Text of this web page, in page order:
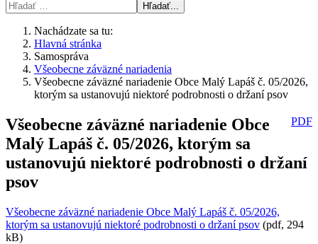
Hľadať...
Nachádzate sa tu:
Hlavná stránka
Samospráva
Všeobecne záväzné nariadenia
Všeobecne záväzné nariadenie Obce Malý Lapáš č. 05/2026,
ktorým sa ustanovujú niektoré podrobnosti o držaní psov
PDF
Všeobecne záväzné nariadenie Obce
Malý Lapáš č. 05/2026, ktorým sa
ustanovujú niektoré podrobnosti o držaní
psov
Všeobecne záväzné nariadenie Obce Malý Lapáš č. 05/2026,
ktorým sa ustanovujú niektoré podrobnosti o držaní psov (pdf, 294
kB)